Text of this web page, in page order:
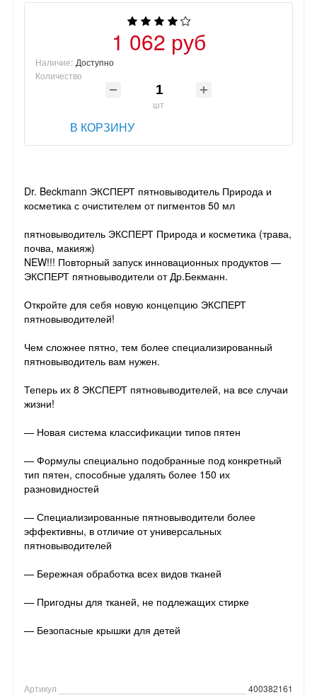
1 062 руб
Наличие: Доступно
Количество
шт
В КОРЗИНУ
Dr. Beckmann ЭКСПЕРТ пятновыводитель Природа и
косметика с очистителем от пигментов 50 мл
пятновыводитель ЭКСПЕРТ Природа и косметика (трава,
почва, макияж)
NEW!!! Повторный запуск инновационных продуктов —
ЭКСПЕРТ пятновыводители от Др.Бекманн.
Откройте для себя новую концепцию ЭКСПЕРТ
пятновыводителей!
Чем сложнее пятно, тем более специализированный
пятновыводитель вам нужен.
Теперь их 8 ЭКСПЕРТ пятновыводителей, на все случаи
жизни!
— Новая система классификации типов пятен
— Формулы специально подобранные под конкретный
тип пятен, способные удалять более 150 их
разновидностей
— Специализированные пятновыводители более
эффективны, в отличие от универсальных
пятновыводителей
— Бережная обработка всех видов тканей
— Пригодны для тканей, не подлежащих стирке
— Безопасные крышки для детей
Артикул
400382161